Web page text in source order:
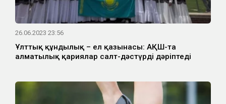
26.06.2023 23:56
Ұлттық құндылық – ел қазынасы: АҚШ-та
алматылық қариялар салт-дәстүрді дәріптеді